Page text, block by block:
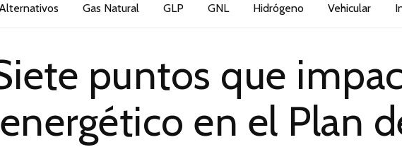
Gas Natural GLP GNL Hidrógeno Vehicular
puntos que
energético en el Plan